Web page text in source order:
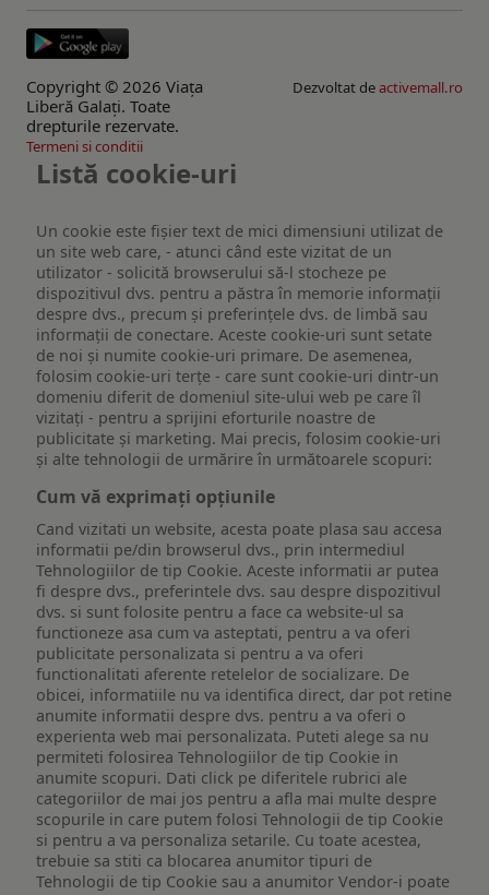
Copyright © 2026 Viaţa
Liberă Galaţi. Toate
drepturile rezervate.
Dezvoltat deactivemall.ro
Termeni si conditii
Listă cookie-uri
Un cookie este fişier text de mici dimensiuni utilizat de
un site web care, - atunci când este vizitat de un
utilizator - solicită browserului să-l stocheze pe
dispozitivul dvs. pentru a păstra în memorie informații
despre dvs., precum și preferințele dvs. de limbă sau
informații de conectare. Aceste cookie-uri sunt setate
de noi și numite cookie-uri primare. De asemenea,
folosim cookie-uri terțe - care sunt cookie-uri dintr-un
domeniu diferit de domeniul site-ului web pe care îl
vizitați - pentru a sprijini eforturile noastre de
publicitate și marketing. Mai precis, folosim cookie-uri
și alte tehnologii de urmărire în următoarele scopuri:
Cum vă exprimați opțiunile
Cand vizitati un website, acesta poate plasa sau accesa
informatii pe/din browserul dvs., prin intermediul
Tehnologiilor de tip Cookie. Aceste informatii ar putea
fi despre dvs., preferintele dvs. sau despre dispozitivul
dvs. si sunt folosite pentru a face ca website-ul sa
functioneze asa cum va asteptati, pentru a va oferi
publicitate personalizata si pentru a va oferi
functionalitati aferente retelelor de socializare. De
obicei, informatiile nu va identifica direct, dar pot retine
anumite informatii despre dvs. pentru a va oferi o
experienta web mai personalizata. Puteti alege sa nu
permiteti folosirea Tehnologiilor de tip Cookie in
anumite scopuri. Dati click pe diferitele rubrici ale
categoriilor de mai jos pentru a afla mai multe despre
scopurile in care putem folosi Tehnologii de tip Cookie
si pentru a va personaliza setarile. Cu toate acestea,
trebuie sa stiti ca blocarea anumitor tipuri de
Tehnologii de tip Cookie sau a anumitor Vendor-i poate